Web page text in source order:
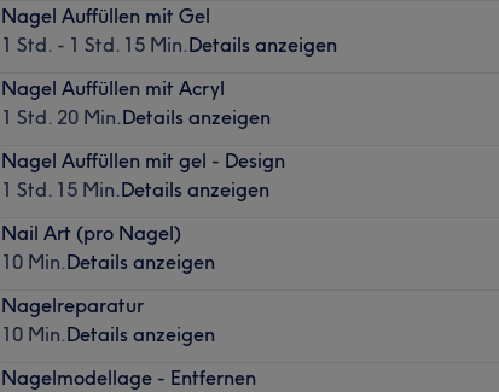
Nagel Auffüllen mit Gel
1 Std. - 1 Std. 15 Min.Details anzeigen
Nagel Auffüllen mit Acryl
1 Std. 20 Min.Details anzeigen
Nagel Auffüllen mit gel - Design
1 Std. 15 Min.Details anzeigen
Nail Art (pro Nagel)
10 Min.Details anzeigen
Nagelreparatur
10 Min.Details anzeigen
Nagelmodellage - Entfernen